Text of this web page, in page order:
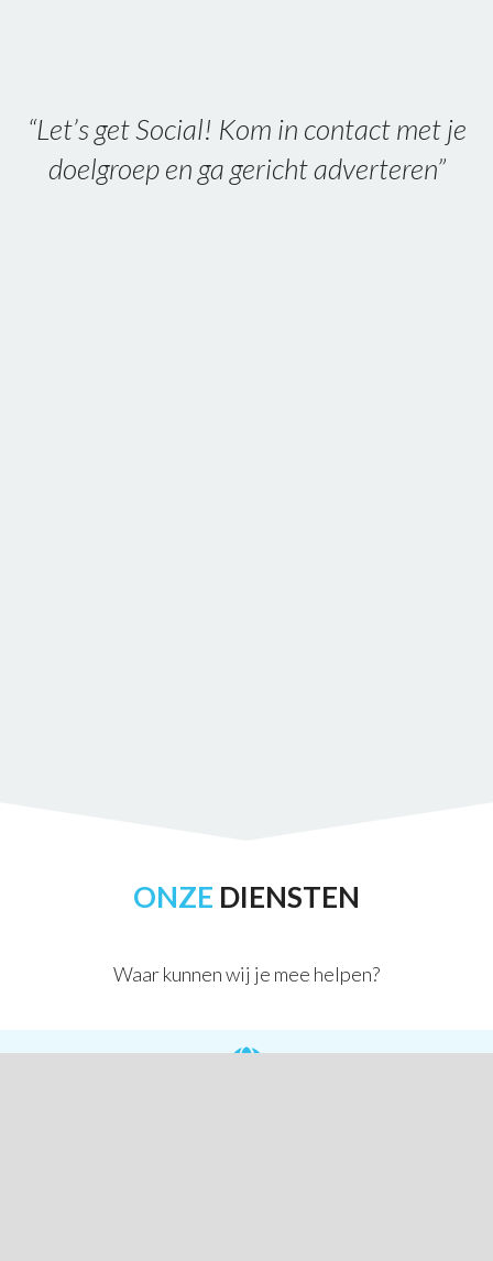
“Let’s get Social! Kom in contact met je
doelgroep en ga gericht adverteren”
ONZE DIENSTEN
Waar kunnen wij je mee helpen?